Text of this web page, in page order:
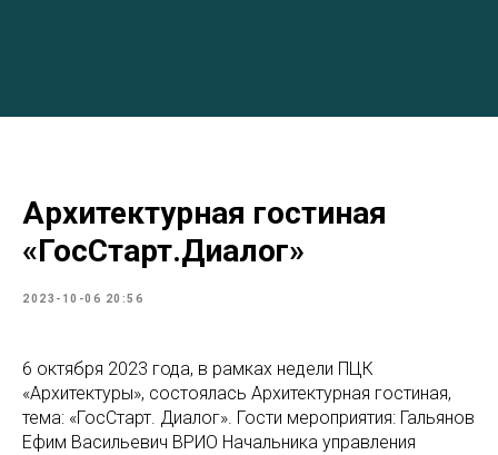
Архитектурная гостиная
«ГосСтарт.Диалог»
2023-10-06 20:56
6 октября 2023 года, в рамках недели ПЦК
«Архитектуры», состоялась Архитектурная гостиная,
тема: «ГосСтарт. Диалог». Гости мероприятия: Гальянов
Ефим Васильевич ВРИО Начальника управления